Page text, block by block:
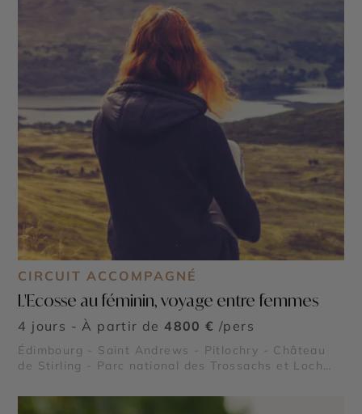
CIRCUIT ACCOMPAGNÉ
L'Ecosse au féminin, voyage entre femmes
4 jours - À partir de 4800 € /pers
Édimbourg - Saint Andrews - Pitlochry - Château
de Stirling - Parc national des Trossachs et Loch
d'Edimbourg